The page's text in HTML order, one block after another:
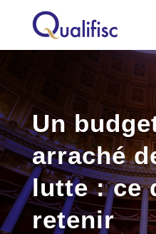
Un
arraché
lutte : ce
retenir